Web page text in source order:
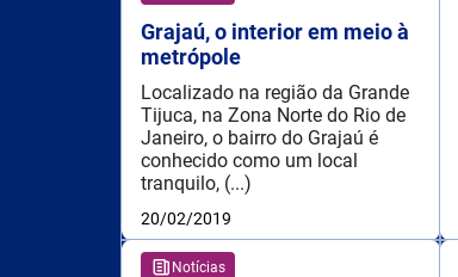
Grajaú, o interior em meio à
metrópole
Localizado na região da Grande
Tijuca, na Zona Norte do Rio de
Janeiro, o bairro do Grajaú é
conhecido como um local
tranquilo, (...)
20/02/2019
Notícias